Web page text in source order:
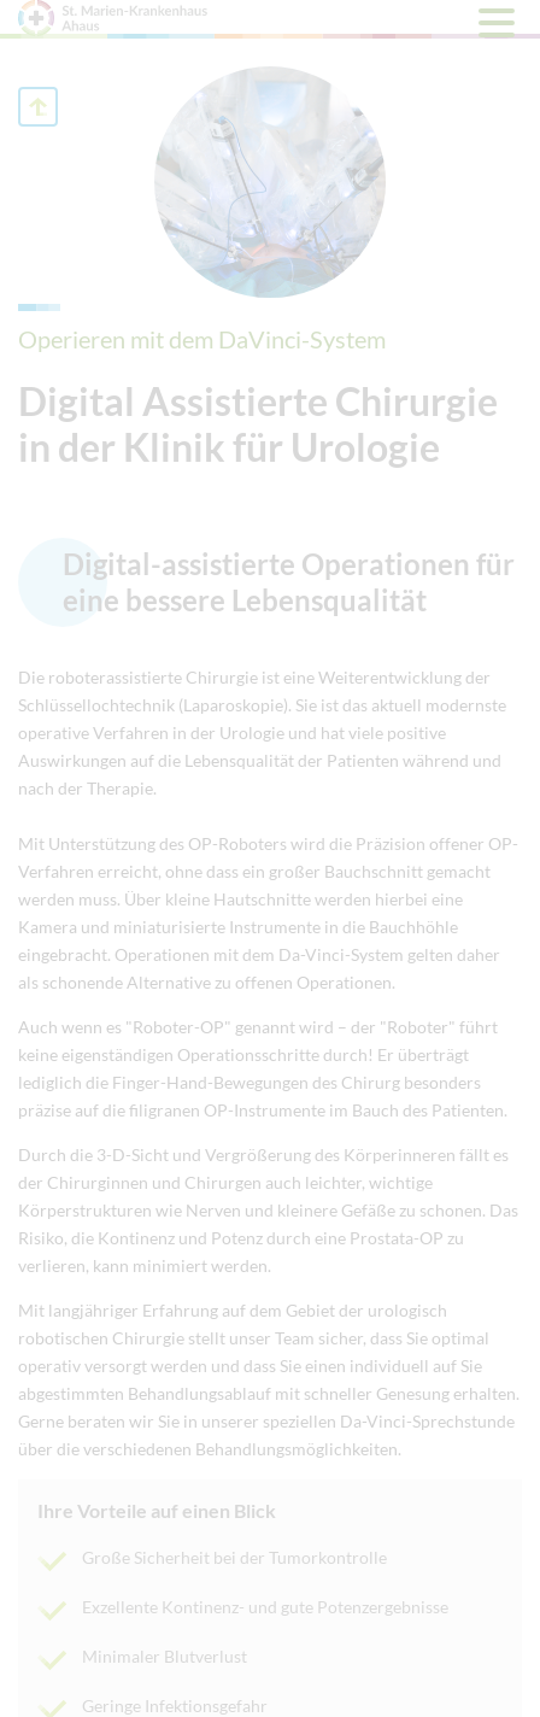
Operieren mit dem DaVinci-System
Digital Assistierte Chirurgie
in der Klinik für Urologie
Digital-assistierte Operationen für
eine bessere Lebensqualität
Die roboterassistierte Chirurgie ist eine Weiterentwicklung der
Schlüssellochtechnik (Laparoskopie). Sie ist das aktuell modernste
operative Verfahren in der Urologie und hat viele positive
Auswirkungen auf die Lebensqualität der Patienten während und
nach der Therapie.
Mit Unterstützung des OP-Roboters wird die Präzision offener OP-
Verfahren erreicht, ohne dass ein großer Bauchschnitt gemacht
werden muss. Über kleine Hautschnitte werden hierbei eine
Kamera und miniaturisierte Instrumente in die Bauchhöhle
eingebracht. Operationen mit dem Da-Vinci-System gelten daher
als schonende Alternative zu offenen Operationen.
Auch wenn es "Roboter-OP" genannt wird – der "Roboter" führt
keine eigenständigen Operationsschritte durch! Er überträgt
lediglich die Finger-Hand-Bewegungen des Chirurg besonders
präzise auf die filigranen OP-Instrumente im Bauch des Patienten.
Durch die 3-D-Sicht und Vergrößerung des Körperinneren fällt es
der Chirurginnen und Chirurgen auch leichter, wichtige
Körperstrukturen wie Nerven und kleinere Gefäße zu schonen. Das
Risiko, die Kontinenz und Potenz durch eine Prostata-OP zu
verlieren, kann minimiert werden.
Mit langjähriger Erfahrung auf dem Gebiet der urologisch
robotischen Chirurgie stellt unser Team sicher, dass Sie optimal
operativ versorgt werden und dass Sie einen individuell auf Sie
abgestimmten Behandlungsablauf mit schneller Genesung erhalten.
Gerne beraten wir Sie in unserer speziellen Da-Vinci-Sprechstunde
über die verschiedenen Behandlungsmöglichkeiten.
Ihre Vorteile auf einen Blick
Große Sicherheit bei der Tumorkontrolle
Exzellente Kontinenz- und gute Potenzergebnisse
Minimaler Blutverlust
Geringe Infektionsgefahr